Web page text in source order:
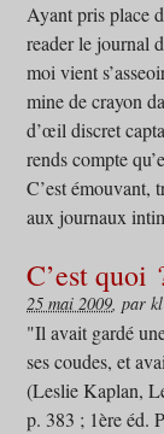
Ayant pris place
reader le journal
moi vient
mine de crayon
d’œil discret
rends compte
C’est émouvant,
aux journaux
C’est quoi
25 mai 2009, par
"Il avait gardé
ses coudes, et
(Leslie Kaplan,
p. 383 ; 1ère éd.